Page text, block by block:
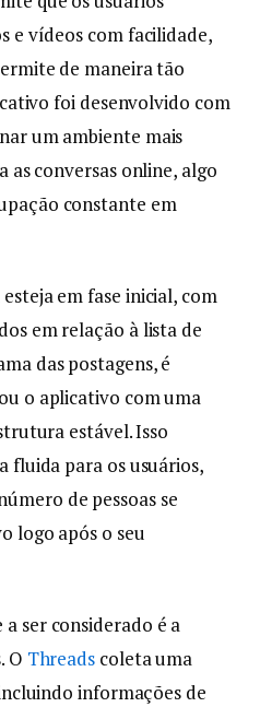
e vídeos com facilidade,
de maneira tão
foi desenvolvido com
um ambiente mais
as conversas online, algo
constante em
em fase inicial, com
em relação à lista de
das postagens, é
o aplicativo com uma
estável. Isso
fluida para os usuários,
de pessoas se
logo após o seu
ser considerado é a
O Threads coleta uma
informações de